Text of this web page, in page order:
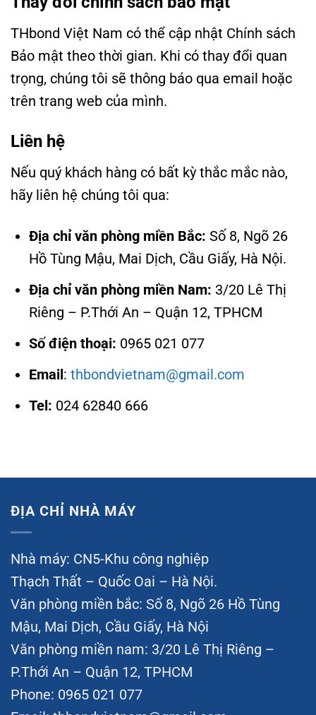
THbond Việt Nam có thể cập nhật Chính sách
Bảo mật theo thời gian. Khi có thay đổi quan
trọng, chúng tôi sẽ thông báo qua email hoặc
trên trang web của mình.
Liên hệ
Nếu quý khách hàng có bất kỳ thắc mắc nào,
hãy liên hệ chúng tôi qua:
Địa chỉ văn phòng miền Bắc: Số 8, Ngõ 26
Hồ Tùng Mậu, Mai Dịch, Cầu Giấy, Hà Nội.
Địa chỉ văn phòng miền Nam: 3/20 Lê Thị
Riêng – P.Thới An – Quận 12, TPHCM
Số điện thoại: 0965 021 077
Email: thbondvietnam@gmail.com
Tel: 024 62840 666
ĐỊA CHỈ NHÀ MÁY
Nhà máy: CN5-Khu công nghiệp
Thạch Thất – Quốc Oai – Hà Nội.
Văn phòng miền bắc: Số 8, Ngõ 26 Hồ Tùng
Mậu, Mai Dịch, Cầu Giấy, Hà Nội
Văn phòng miền nam: 3/20 Lê Thị Riêng –
P.Thới An – Quận 12, TPHCM
Phone: 0965 021 077